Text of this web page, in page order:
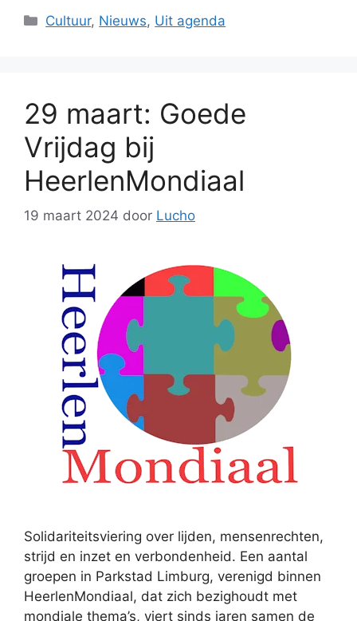
Categorieën
Cultuur, Nieuws, Uit agenda
29 maart: Goede
Vrijdag bij
HeerlenMondiaal
19 maart 2024 door Lucho
Solidariteitsviering over lijden, mensenrechten,
strijd en inzet en verbondenheid. Een aantal
groepen in Parkstad Limburg, verenigd binnen
HeerlenMondiaal, dat zich bezighoudt met
mondiale thema’s, viert sinds jaren samen de